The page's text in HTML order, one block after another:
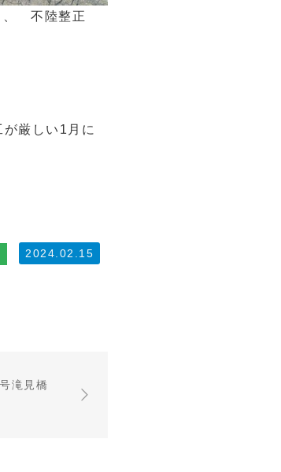
不陸整正
厳しい1月に
2024.02.15
滝見橋